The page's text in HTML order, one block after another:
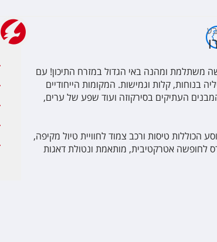
משתלמת ומהנה באי הגדול במזרח התיכון! עם
בנוחות, קלות וגמישות. המקומות הייחודיים
העתיקים בסירקוזה ועוד שפע של ערים,
הכוללות טיסות ורכב צמוד לחוויית טיול מקיפה,
לחופשה אטרקטיבית, מותאמת ונטולת דאגות